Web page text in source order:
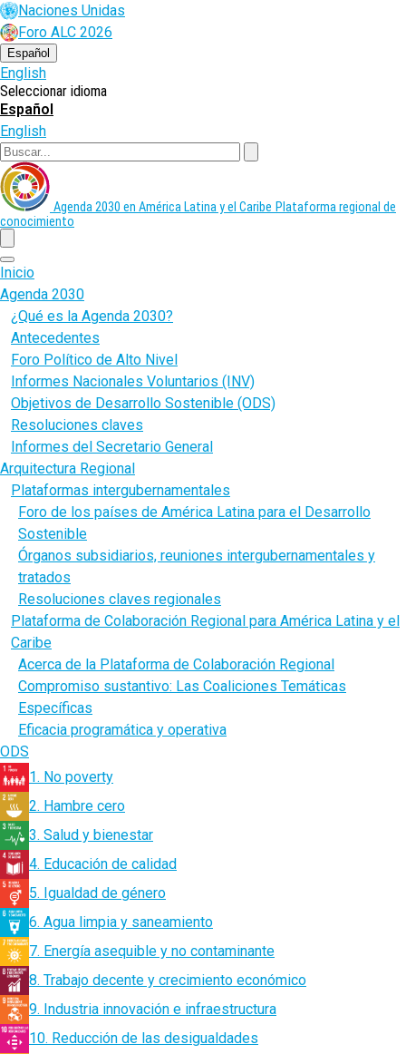
Pasar
al
contenido
principal
Naciones Unidas
Foro ALC 2026
Español
English
Seleccionar idioma
Español
English
Agenda 2030 en América Latina y el Caribe Plataforma regional de
conocimiento
menu
Inicio
Agenda 2030
¿Qué es la Agenda 2030?
Antecedentes
Foro Político de Alto Nivel
Informes Nacionales Voluntarios (INV)
Objetivos de Desarrollo Sostenible (ODS)
Resoluciones claves
Informes del Secretario General
Arquitectura Regional
Plataformas intergubernamentales
Foro de los países de América Latina para el Desarrollo
Sostenible
Órganos subsidiarios, reuniones intergubernamentales y
tratados
Resoluciones claves regionales
Plataforma de Colaboración Regional para América Latina y el
Caribe
Acerca de la Plataforma de Colaboración Regional
Compromiso sustantivo: Las Coaliciones Temáticas
Específicas
Eficacia programática y operativa
ODS
1. No poverty
2. Hambre cero
3. Salud y bienestar
4. Educación de calidad
5. Igualdad de género
6. Agua limpia y saneamiento
7. Energía asequible y no contaminante
8. Trabajo decente y crecimiento económico
9. Industria innovación e infraestructura
10. Reducción de las desigualdades